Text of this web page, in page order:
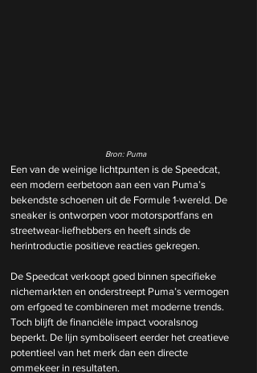
Bron: Puma
Een van de weinige lichtpunten is de Speedcat,
een modern eerbetoon aan een van Puma’s
bekendste schoenen uit de Formule 1-wereld. De
sneaker is ontworpen voor motorsportfans en
streetwear-liefhebbers en heeft sinds de
herintroductie positieve reacties gekregen.
De Speedcat verkoopt goed binnen specifieke
nichemarkten en onderstreept Puma’s vermogen
om erfgoed te combineren met moderne trends.
Toch blijft de financiële impact vooralsnog
beperkt. De lijn symboliseert eerder het creatieve
potentieel van het merk dan een directe
ommekeer in resultaten.